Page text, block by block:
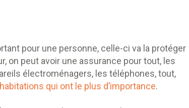
pour une personne, celle-ci va la protéger
on peut avoir une assurance pour tout, les
électroménagers, les téléphones, tout,
qui ont le plus d’importance.